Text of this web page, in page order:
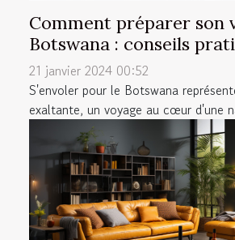
Comment préparer son
Botswana : conseils
21 janvier 2024 00:52
S'envoler pour le Botswana
exaltante, un voyage au cœur d'une